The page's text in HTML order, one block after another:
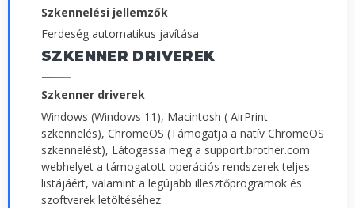
Szkennelési jellemzők
Ferdeség automatikus javítása
SZKENNER DRIVEREK
Szkenner driverek
Windows (Windows 11), Macintosh ( AirPrint
szkennelés), ChromeOS (Támogatja a natív ChromeOS
szkennelést), Látogassa meg a support.brother.com
webhelyet a támogatott operációs rendszerek teljes
listájáért, valamint a legújabb illesztőprogramok és
szoftverek letöltéséhez